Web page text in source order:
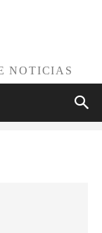
NOTICIAS